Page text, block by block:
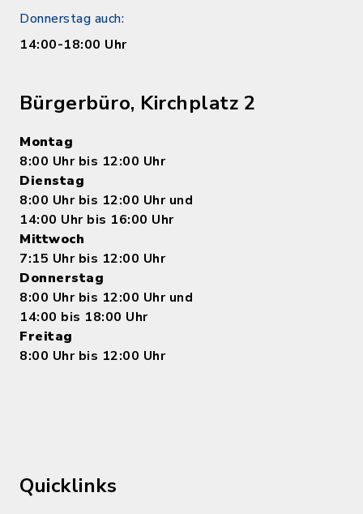
Donnerstag auch:
14:00-18:00 Uhr
Bürgerbüro, Kirchplatz 2
Montag
8:00 Uhr bis 12:00 Uhr
Dienstag
8:00 Uhr bis 12:00 Uhr und
14:00 Uhr bis 16:00 Uhr
Mittwoch
7:15 Uhr bis 12:00 Uhr
Donnerstag
8:00 Uhr bis 12:00 Uhr und
14:00 bis 18:00 Uhr
Freitag
8:00 Uhr bis 12:00 Uhr
Quicklinks